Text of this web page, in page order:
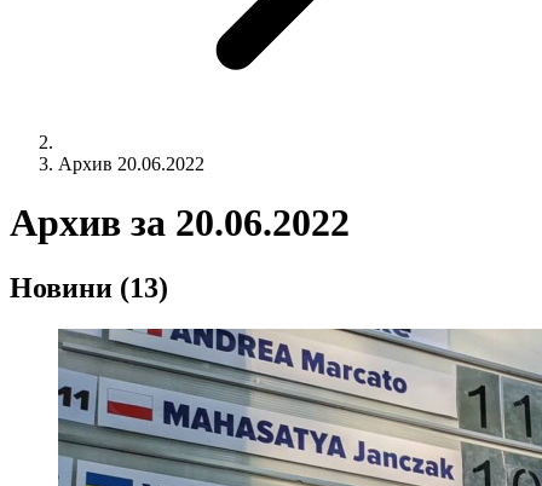
Архив 20.06.2022
Архив за 20.06.2022
Новини (13)